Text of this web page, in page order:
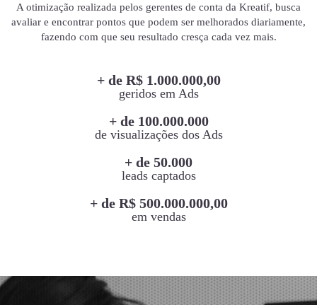
A otimização realizada pelos gerentes de conta da Kreatif, busca
avaliar e encontrar pontos que podem ser melhorados diariamente,
fazendo com que seu resultado cresça cada vez mais.
+ de R$ 1.000.000,00
geridos em Ads
+ de 100.000.000
de visualizações dos Ads
+ de 50.000
leads captados
+ de R$ 500.000.000,00
em vendas